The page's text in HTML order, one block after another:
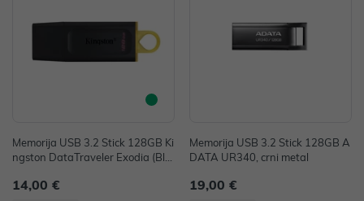
Memorija USB 3.2 Stick 128GB Ki
ngston DataTraveler Exodia (Bla
14,00 €
Memorija USB 3.2 Stick 128GB A
DATA UR340, crni metal
19,00 €